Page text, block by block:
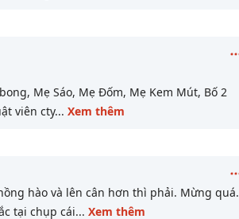
Mẹ Sáo, Mẹ Đốm, Mẹ Kem Mút, Bố 2
viên cty... Xem thêm
hào và lên cân hơn thì phải. Mừng quá.
tại chụp cái... Xem thêm